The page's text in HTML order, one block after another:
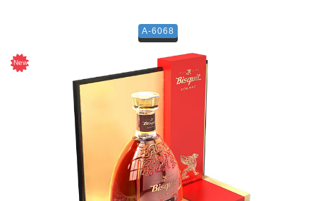
A-6068